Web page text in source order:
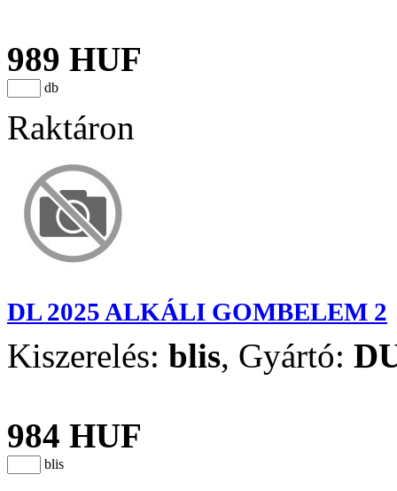
989 HUF
db
Raktáron
DL 2025 ALKÁLI GOMBELEM 2
Kiszerelés: blis, Gyártó:
984 HUF
blis